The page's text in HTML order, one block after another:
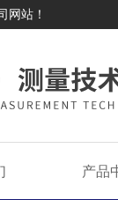
网站！
产品